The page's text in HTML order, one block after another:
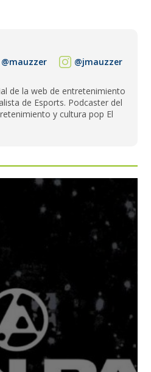
@mauzzer @jmauzzer
de la web de entretenimiento
de Esports. Podcaster del
y cultura pop El